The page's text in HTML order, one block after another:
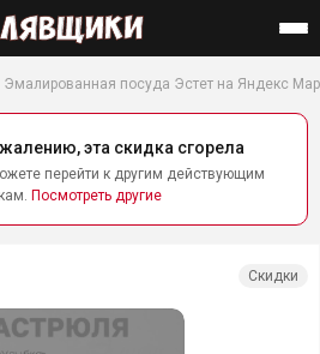
Найти
Эмалированная посуда Эстет на Яндекс
эта скидка сгорела
перейти к другим действующим
Посмотреть другие
Скидки